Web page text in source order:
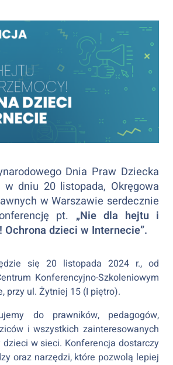
Dnia Praw Dziecka
w dniu 20 listopada, Okręgowa
w Warszawie serdecznie
pt. „Nie dla hejtu i
dzieci w Internecie”.
się 20 listopada 2024 r., od
Konferencyjno-Szkoleniowym
przy ul. Żytniej 15 (I piętro).
do prawników, pedagogów,
i wszystkich zainteresowanych
w sieci. Konferencja dostarczy
oraz narzędzi, które pozwolą lepiej